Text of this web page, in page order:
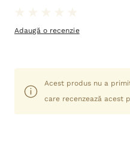
Adaugă o recenzie
Acest produs nu a
care recenzează acest